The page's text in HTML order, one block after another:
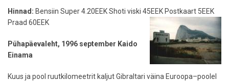
Hinnad: Bensiin Super 4.20EEK Shoti viski 45EEK Postkaart 5EEK
Praad 60EEK
Pühapäevaleht, 1996 september Kaido
Einama
Kuus ja pool ruutkilomeetrit kaljut Gibraltari väina Euroopa–poolel